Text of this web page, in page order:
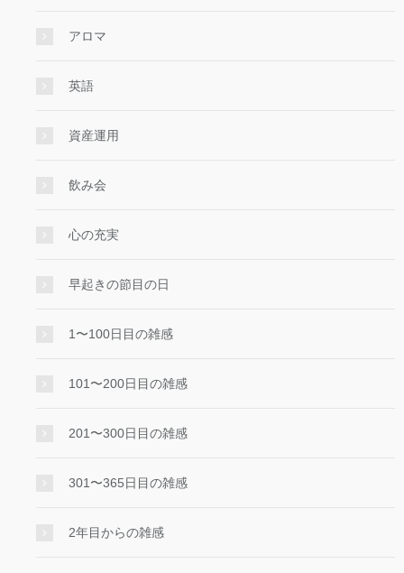
アロマ
英語
資産運用
飲み会
心の充実
早起きの節目の日
1〜100日目の雑感
101〜200日目の雑感
201〜300日目の雑感
301〜365日目の雑感
2年目からの雑感